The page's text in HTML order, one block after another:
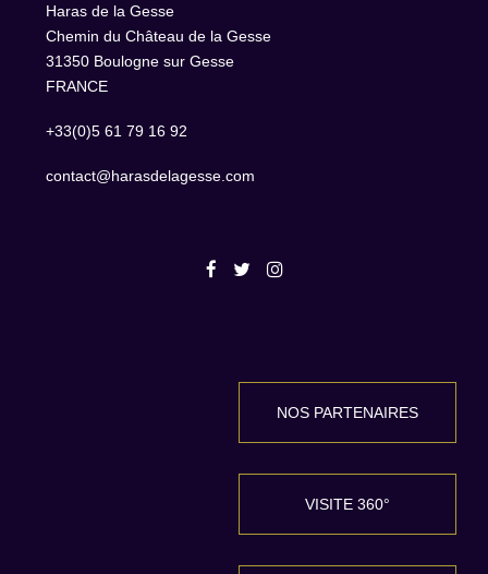
Haras de la Gesse
Chemin du Château de la Gesse
31350 Boulogne sur Gesse
FRANCE
+33(0)5 61 79 16 92
contact@harasdelagesse.com
NOS PARTENAIRES
VISITE 360°